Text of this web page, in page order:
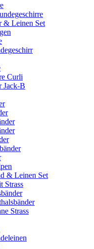
& Leinen Set
Curli
Jack-B
& Leinen Set
Strass
Strass